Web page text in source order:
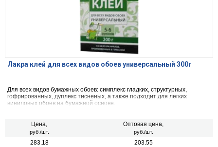
Лакра клей для всех видов обоев универсальный 300г
Для всех видов бумажных обоев: симплекс гладких, структурных,
гофрированных, дуплекс тисненых, а также подходит для легких
виниловых обоев на бумажной основе.
Цена,
руб./шт.
Оптовая цена,
руб./шт.
283.18 203.55